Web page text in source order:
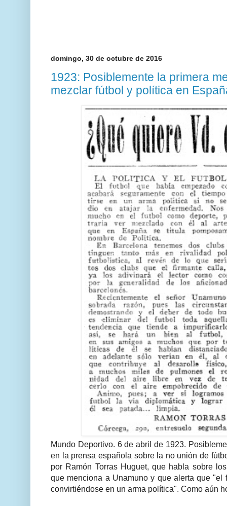
domingo, 30 de octubre de 2016
1923: Posiblemente la primera
mezclar fútbol y política en
Mundo Deportivo. 6 de abril de 1923.
en la prensa española sobre la no unión de
por Ramón Torras Huguet, que habla sobre
que menciona a Unamuno y que alerta que "el
convirtiéndose en un arma política". Como aún